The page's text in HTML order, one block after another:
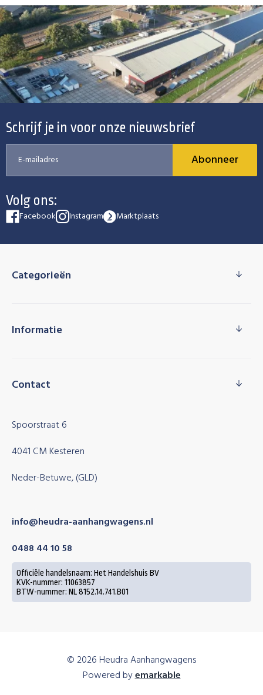
Schrijf je in voor onze nieuwsbrief
Abonneer
Volg ons:
Facebook Instagram Marktplaats
Categorieën
Informatie
Contact
Spoorstraat 6
4041 CM Kesteren
Neder-Betuwe, (GLD)
info@heudra-aanhangwagens.nl
0488 44 10 58
Officiële handelsnaam: Het Handelshuis BV
KVK-nummer: 11063857
BTW-nummer: NL 8152.14.741.B01
© 2026 Heudra Aanhangwagens
Powered byemarkable